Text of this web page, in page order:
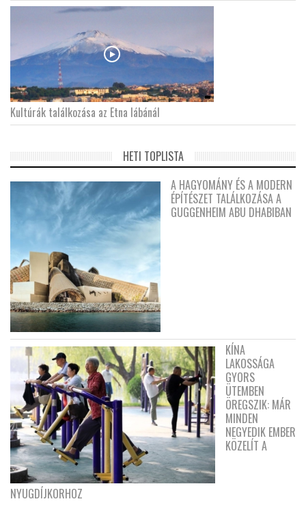
Kultúrák találkozása az Etna lábánál
HETI TOPLISTA
A HAGYOMÁNY ÉS A MODERN
ÉPÍTÉSZET TALÁLKOZÁSA A
GUGGENHEIM ABU DHABIBAN
KÍNA
LAKOSSÁGA
GYORS
ÜTEMBEN
ÖREGSZIK: MÁR
MINDEN
NEGYEDIK EMBER
KÖZELÍT A
NYUGDÍJKORHOZ